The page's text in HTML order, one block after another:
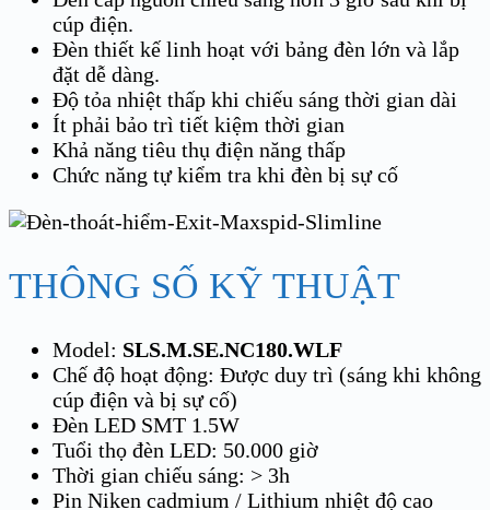
cúp điện.
Đèn thiết kế linh hoạt với bảng đèn lớn và lắp
đặt dễ dàng.
Độ tỏa nhiệt thấp khi chiếu sáng thời gian dài
Ít phải bảo trì tiết kiệm thời gian
Khả năng tiêu thụ điện năng thấp
Chức năng tự kiểm tra khi đèn bị sự cố
THÔNG SỐ KỸ THUẬT
Model: SLS.M.SE.NC180.WLF
Chế độ hoạt động: Được duy trì (sáng khi không
cúp điện và bị sự cố)
Đèn LED SMT 1.5W
Tuổi thọ đèn LED: 50.000 giờ
Thời gian chiếu sáng: > 3h
Pin Niken cadmium / Lithium nhiệt độ cao